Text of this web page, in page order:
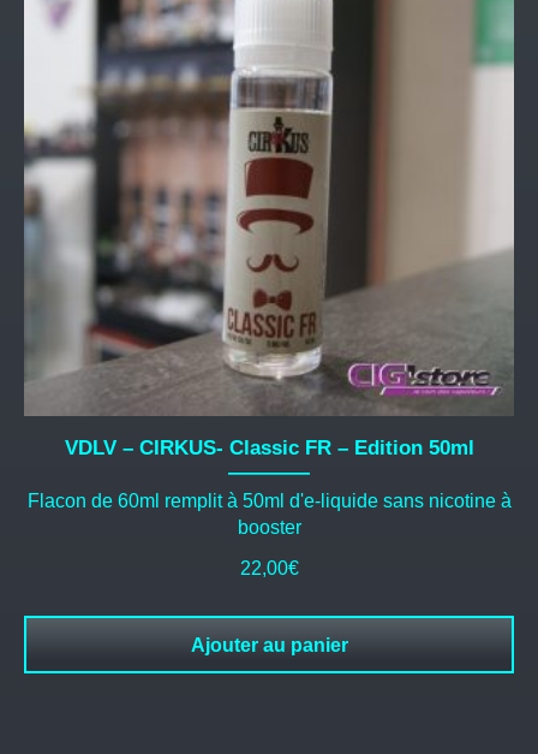
VDLV – CIRKUS- Classic FR – Edition 50ml
Flacon de 60ml remplit à 50ml d'e-liquide sans nicotine à
booster
22,00€
Ajouter au panier